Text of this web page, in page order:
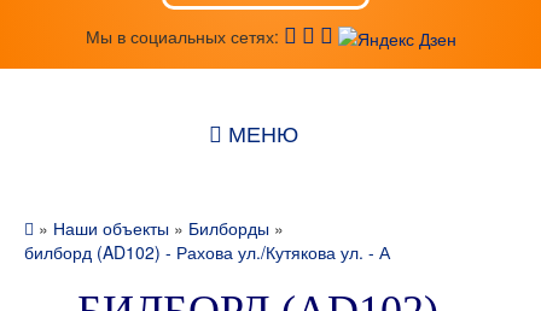
Мы в социальных сетях:
МЕНЮ
» Наши объекты » Билборды »
билборд (AD102) - Рахова ул./Кутякова ул. - А